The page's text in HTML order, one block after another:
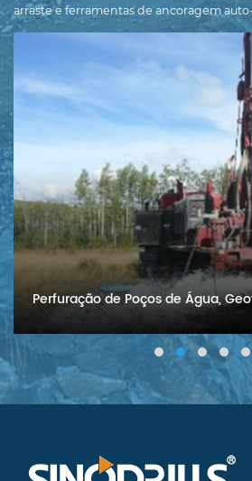
arraste e ferramentas de ancoragem
Perfuração de Poços de Água,